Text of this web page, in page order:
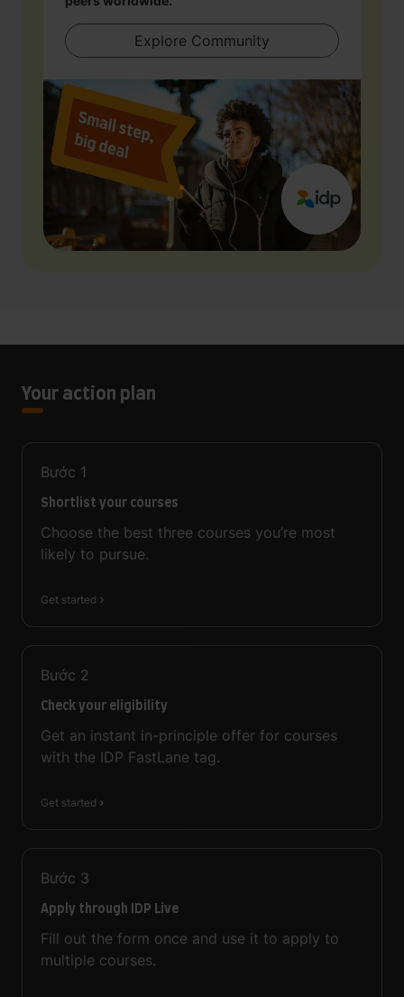
Explore Community
Your action plan
Bước 1
Shortlist your courses
Choose the best three courses you’re most
likely to pursue.
Get started
Bước 2
Check your eligibility
Get an instant in-principle offer for courses
with the IDP FastLane tag.
Get started
Bước 3
Apply through IDP Live
Fill out the form once and use it to apply to
multiple courses.